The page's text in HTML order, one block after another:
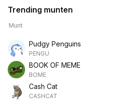
Trending munten
Munt
Pudgy Penguins
PENGU
BOOK OF MEME
BOME
Cash Cat
CASHCAT